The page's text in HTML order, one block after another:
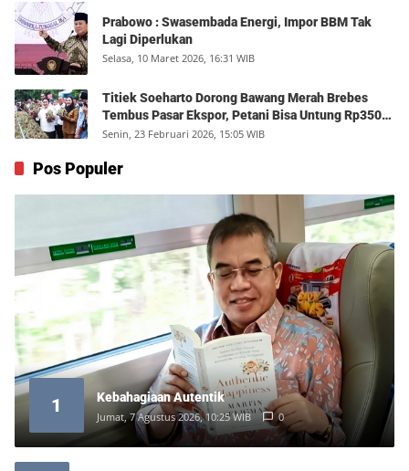
Prabowo : Swasembada Energi, Impor BBM Tak
Lagi Diperlukan
Selasa, 10 Maret 2026, 16:31 WIB
Titiek Soeharto Dorong Bawang Merah Brebes
Tembus Pasar Ekspor, Petani Bisa Untung Rp350
Juta per Hektare
Senin, 23 Februari 2026, 15:05 WIB
Pos Populer
1 Kebahagiaan Autentik
Jumat, 7 Agustus 2026, 10:25 WIB 0